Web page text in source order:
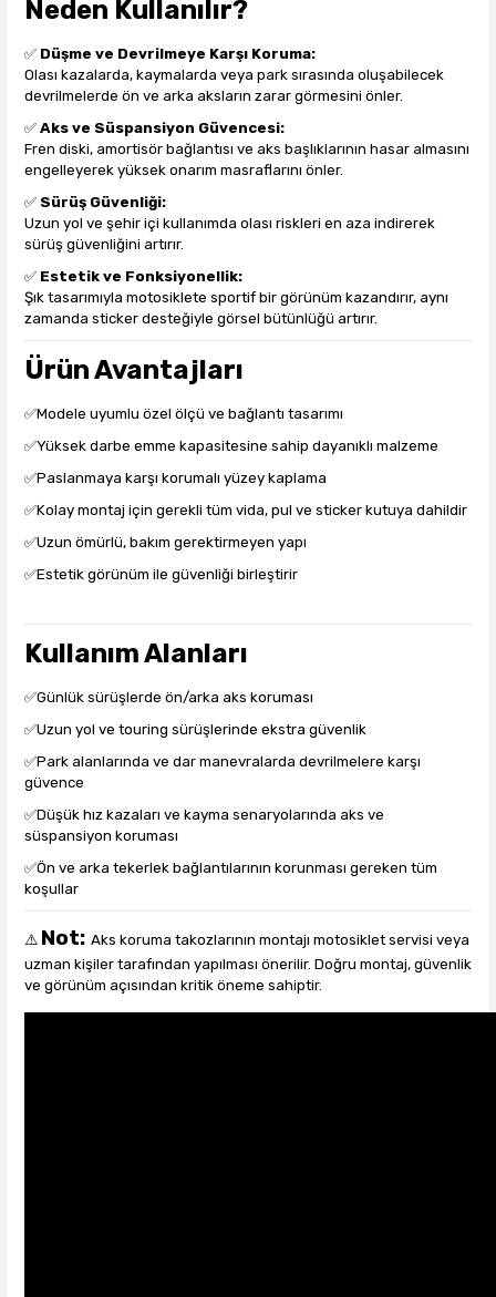
Neden Kullanılır?
✅ Düşme ve Devrilmeye Karşı Koruma:
Olası kazalarda, kaymalarda veya park sırasında oluşabilecek
devrilmelerde ön ve arka aksların zarar görmesini önler.
✅ Aks ve Süspansiyon Güvencesi:
Fren diski, amortisör bağlantısı ve aks başlıklarının hasar almasını
engelleyerek yüksek onarım masraflarını önler.
✅ Sürüş Güvenliği:
Uzun yol ve şehir içi kullanımda olası riskleri en aza indirerek
sürüş güvenliğini artırır.
✅ Estetik ve Fonksiyonellik:
Şık tasarımıyla motosiklete sportif bir görünüm kazandırır, aynı
zamanda sticker desteğiyle görsel bütünlüğü artırır.
Ürün Avantajları
✅Modele uyumlu özel ölçü ve bağlantı tasarımı
✅Yüksek darbe emme kapasitesine sahip dayanıklı malzeme
✅Paslanmaya karşı korumalı yüzey kaplama
✅Kolay montaj için gerekli tüm vida, pul ve sticker kutuya dahildir
✅Uzun ömürlü, bakım gerektirmeyen yapı
✅Estetik görünüm ile güvenliği birleştirir
Kullanım Alanları
✅Günlük sürüşlerde ön/arka aks koruması
✅Uzun yol ve touring sürüşlerinde ekstra güvenlik
✅Park alanlarında ve dar manevralarda devrilmelere karşı
güvence
✅Düşük hız kazaları ve kayma senaryolarında aks ve
süspansiyon koruması
✅Ön ve arka tekerlek bağlantılarının korunması gereken tüm
koşullar
⚠️ Not: Aks koruma takozlarının montajı motosiklet servisi veya
uzman kişiler tarafından yapılması önerilir. Doğru montaj, güvenlik
ve görünüm açısından kritik öneme sahiptir.